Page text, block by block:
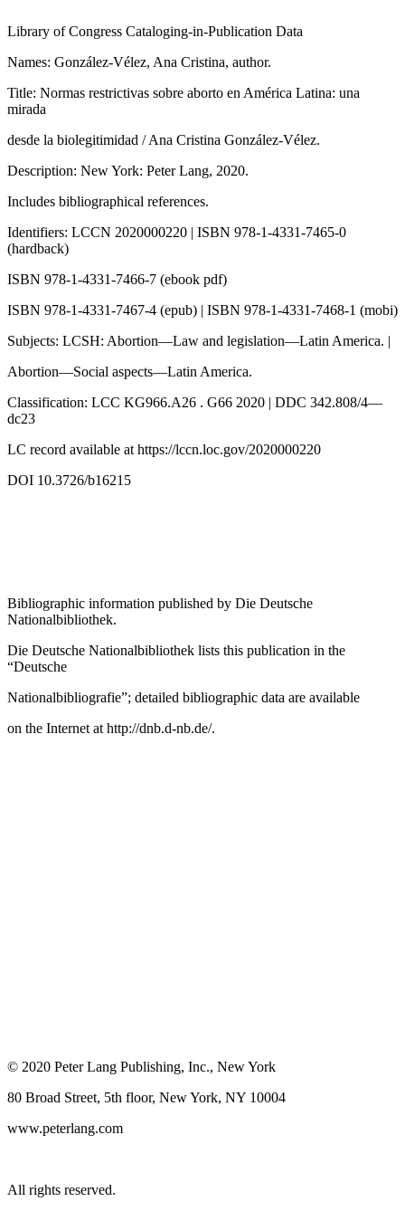
Library of Congress Cataloging-in-Publication Data
Names: González-Vélez, Ana Cristina, author.
Title: Normas restrictivas sobre aborto en América Latina: una
mirada
desde la biolegitimidad / Ana Cristina González-Vélez.
Description: New York: Peter Lang, 2020.
Includes bibliographical references.
Identifiers: LCCN 2020000220 | ISBN 978-1-4331-7465-0
(hardback)
ISBN 978-1-4331-7466-7 (ebook pdf)
ISBN 978-1-4331-7467-4 (epub) | ISBN 978-1-4331-7468-1 (mobi)
Subjects: LCSH: Abortion—Law and legislation—Latin America. |
Abortion—Social aspects—Latin America.
Classification: LCC KG966.A26 . G66 2020 | DDC 342.808/4—
dc23
LC record available at https://lccn.loc.gov/2020000220
DOI 10.3726/b16215
Bibliographic information published by Die Deutsche
Nationalbibliothek.
Die Deutsche Nationalbibliothek lists this publication in the
“Deutsche
Nationalbibliografie”; detailed bibliographic data are available
on the Internet at http://dnb.d-nb.de/.
© 2020 Peter Lang Publishing, Inc., New York
80 Broad Street, 5th floor, New York, NY 10004
www.peterlang.com
All rights reserved.